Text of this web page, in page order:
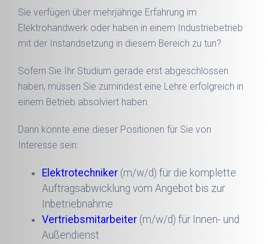
Sie verfügen über mehrjährige Erfahrung im
Elektrohandwerk oder haben in einem Industriebetrieb
mit der Instandsetzung in diesem Bereich zu tun?
Sofern Sie Ihr Studium gerade erst abgeschlossen
haben, müssen Sie zumindest eine Lehre erfolgreich in
einem Betrieb absolviert haben.
Dann könnte eine dieser Positionen für Sie von
Interesse sein:
Elektrotechniker (m/w/d) für die komplette
Auftragsabwicklung vom Angebot bis zur
Inbetriebnahme
Vertriebsmitarbeiter (m/w/d) für Innen- und
Außendienst